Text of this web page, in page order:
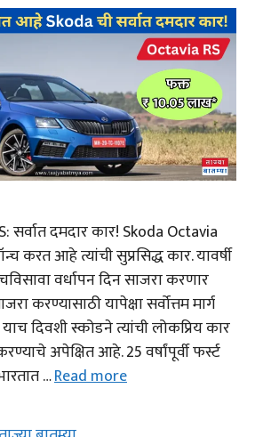
सर्वात दमदार कार! Skoda Octavia
करत आहे त्यांची सुप्रसिद्ध कार. यावर्षी
वर्धापन दिन साजरा करणार
करण्यासाठी यापेक्षा सर्वोत्तम मार्ग
दिवशी स्कोडने त्यांची लोकप्रिय कार
अपेक्षित आहे. 25 वर्षांपूर्वी फर्स्ट
…Read more